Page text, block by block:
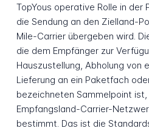
TopYous operative Rolle in der
die Sendung an den Zielland-
Mile-Carrier übergeben wird.
die dem Empfänger zur
Hauszustellung, Abholung von
Lieferung an ein Paketfach
bezeichneten Sammelpoint
Empfangsland-Carrier-
bestimmt. Das ist die